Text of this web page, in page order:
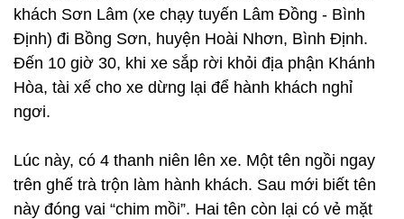
khách Sơn Lâm (xe chạy tuyến Lâm Đồng - Bình
Định) đi Bồng Sơn, huyện Hoài Nhơn, Bình Định.
Đến 10 giờ 30, khi xe sắp rời khỏi địa phận Khánh
Hòa, tài xế cho xe dừng lại để hành khách nghỉ
ngơi.
Lúc này, có 4 thanh niên lên xe. Một tên ngồi ngay
trên ghế trà trộn làm hành khách. Sau mới biết tên
này đóng vai “chim mồi”. Hai tên còn lại có vẻ mặt